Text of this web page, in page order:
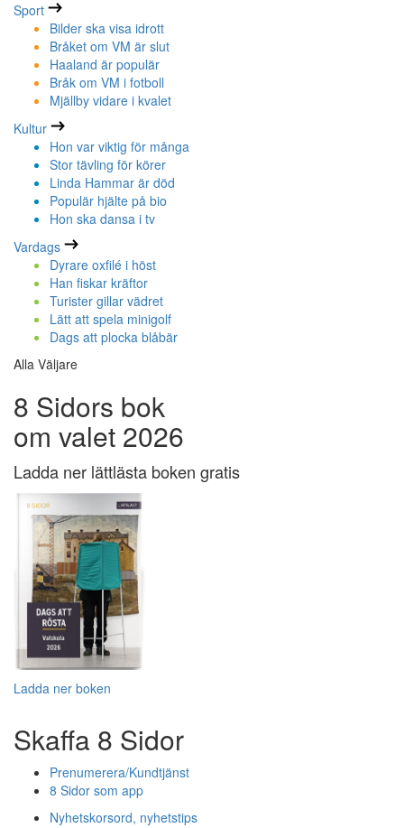
Sport
Bilder ska visa idrott
Bråket om VM är slut
Haaland är populär
Bråk om VM i fotboll
Mjällby vidare i kvalet
Kultur
Hon var viktig för många
Stor tävling för körer
Linda Hammar är död
Populär hjälte på bio
Hon ska dansa i tv
Vardags
Dyrare oxfilé i höst
Han fiskar kräftor
Turister gillar vädret
Lätt att spela minigolf
Dags att plocka blåbär
Alla Väljare
8 Sidors bok
om valet 2026
Ladda ner lättlästa boken gratis
Ladda ner boken
Skaffa 8 Sidor
Prenumerera/Kundtjänst
8 Sidor som app
Nyhetskorsord, nyhetstips